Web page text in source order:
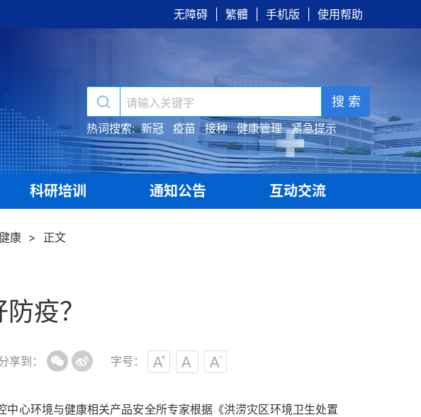
无障碍 繁體 手机版 使用帮助
搜 索
热词搜索: 新冠 疫苗 接种 健康管理 紧急提示
科研培训 通知公告 互动交流
康 > 正文
疫？
享到： 字号：
心环境与健康相关产品安全所专家根据《洪涝灾区环境卫生处置